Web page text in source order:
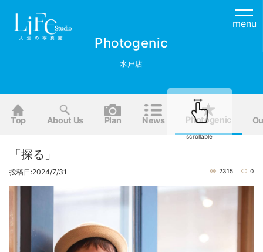
menu
Photogenic
水戸店
Top About Us Plan News Photogenic
scrollable
「探る」
投稿日:2024/7/31 2315 0